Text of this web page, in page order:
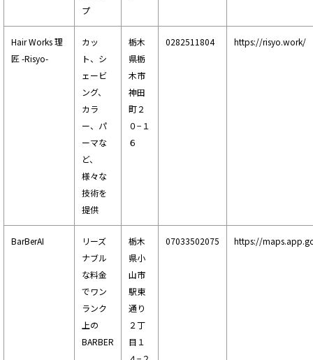
プ
Hair Works 理
匠 -Risyo-
カッ
ト、シ
ェービ
ング、
カラ
ー、パ
ーマな
ど、
様々な
技術を
提供
栃木
県栃
木市
神田
町２
０−１
６
0282511804 https://risyo.work/
BarBerAI
リーズ
ナブル
な料金
でワン
ランク
上の
BARBER
栃木
県小
山市
駅東
通り
２丁
目１
07033502075 https://